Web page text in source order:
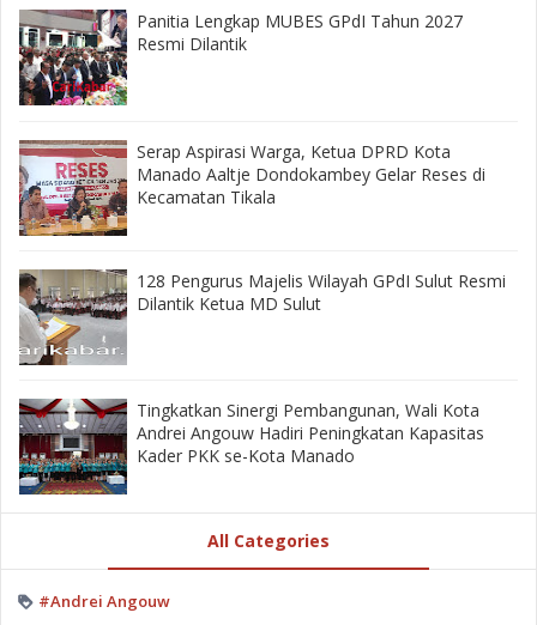
Panitia Lengkap MUBES GPdI Tahun 2027
Resmi Dilantik
‎Serap Aspirasi Warga, Ketua DPRD Kota
Manado Aaltje Dondokambey Gelar Reses di
Kecamatan Tikala ‎
128 Pengurus Majelis Wilayah GPdI Sulut Resmi
Dilantik Ketua MD Sulut
‎Tingkatkan Sinergi Pembangunan, Wali Kota
Andrei Angouw Hadiri Peningkatan Kapasitas
Kader PKK se-Kota Manado
All Categories
#Andrei Angouw